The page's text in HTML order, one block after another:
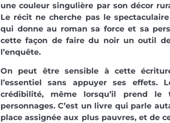
une couleur singulière par son décor
Le récit ne cherche pas le
qui donne au roman sa force et sa
cette façon de faire du noir un outil
l’enquête.
On peut être sensible à cette
l’essentiel sans appuyer ses
crédibilité, même lorsqu’il prend le
personnages. C’est un livre qui parle
place assignée aux plus pauvres, et de